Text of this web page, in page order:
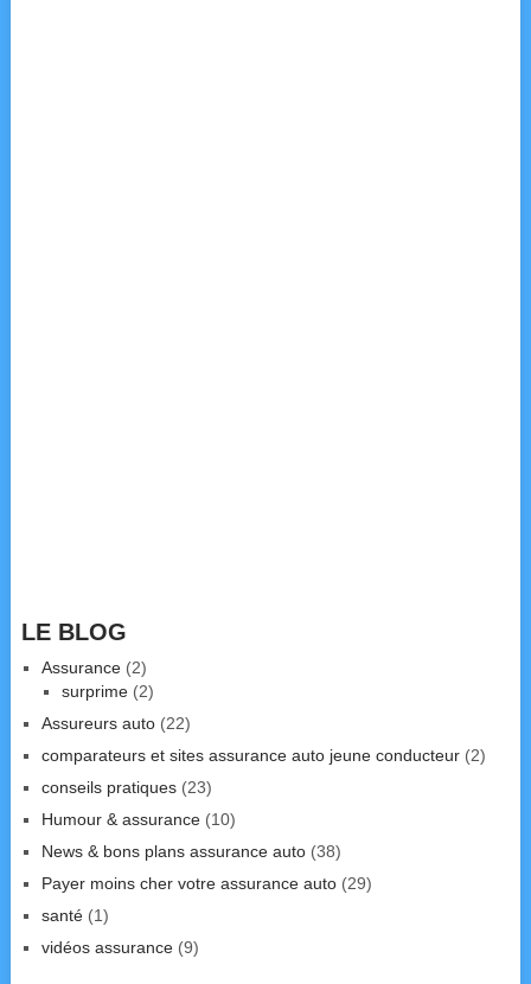
LE BLOG
Assurance(2)
surprime(2)
Assureurs auto(22)
comparateurs et sites assurance auto jeune conducteur(2)
conseils pratiques(23)
Humour & assurance(10)
News & bons plans assurance auto(38)
Payer moins cher votre assurance auto(29)
santé(1)
vidéos assurance(9)